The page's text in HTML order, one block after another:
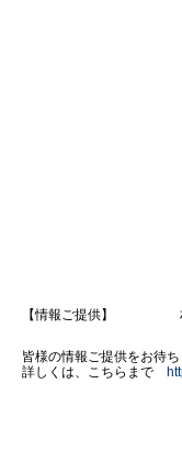
【情報ご提供】 朴
皆様の情報ご提供をお待
詳しくは、こちらまで